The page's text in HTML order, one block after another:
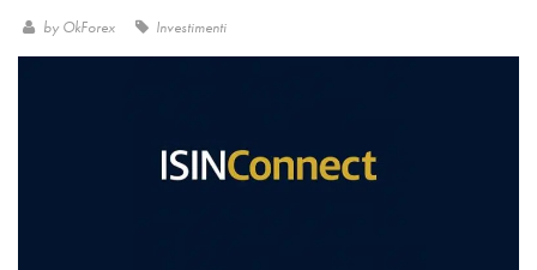
by OkForex Investimenti